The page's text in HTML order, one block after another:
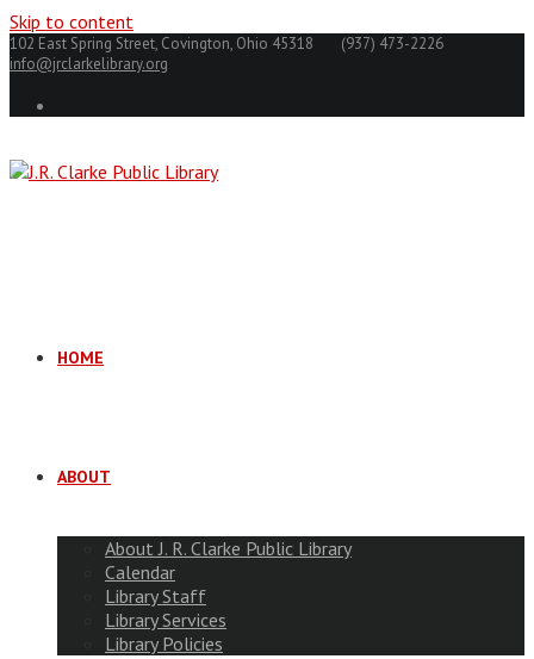
Skip to content
102 East Spring Street, Covington, Ohio 45318
(937) 473-2226
info@jrclarkelibrary.org
HOME
ABOUT
About J. R. Clarke Public Library
Calendar
Library Staff
Library Services
Library Policies